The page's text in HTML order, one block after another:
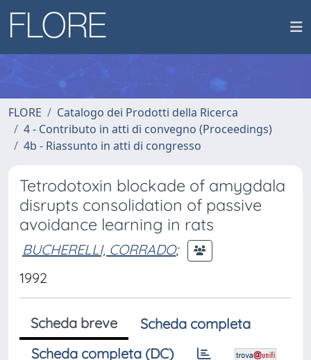
FLORE
Catalogo dei Prodotti della Ricerca
4 - Contributo in atti di convegno (Proceedings)
4b - Riassunto in atti di congresso
Tetrodotoxin blockade of amygdala
disrupts consolidation of passive
avoidance learning in rats
BUCHERELLI, CORRADO;
1992
Scheda breve
Scheda completa
Scheda completa (DC)